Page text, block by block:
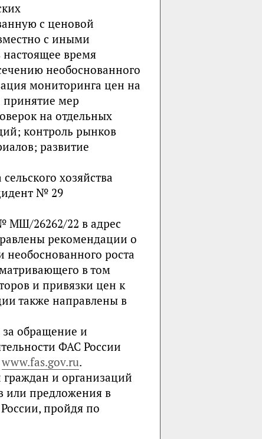
с ценовой
с иными
время
необоснованного
мониторинга цен на
принятие мер
на отдельных
контроль рынков
развитие
хозяйства
№ 29
МШ/26262/22 в адрес
рекомендации о
необоснованного роста
в том
и привязки цен к
также направлены в
за обращение и
ФАС России
www.fas.gov.ru.
и организаций
или предложения в
пройдя по